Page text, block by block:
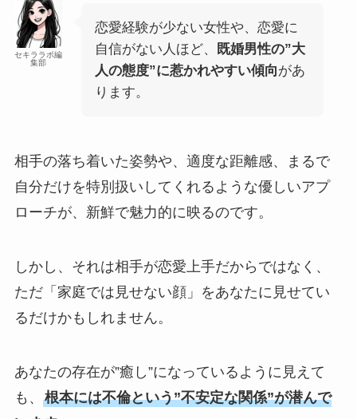
セキララボ編
集部
恋愛経験が少ない女性や、恋愛に
自信がない人ほど、
既婚男性の”大
人の態度”に惹かれやすい傾向があ
ります。
相手の落ち着いた姿勢や、適度な距離感、まるで
自分だけを特別扱いしてくれるような優しいアプ
ローチが、新鮮で魅力的に映るのです。
しかし、それは相手が恋愛上手だからではなく、
ただ「家庭では見せない顔」をあなたに見せてい
るだけかもしれません。
あなたの存在が”癒し”になっているように見えて
も、 根本には不倫という”不安定な関係”が潜んで